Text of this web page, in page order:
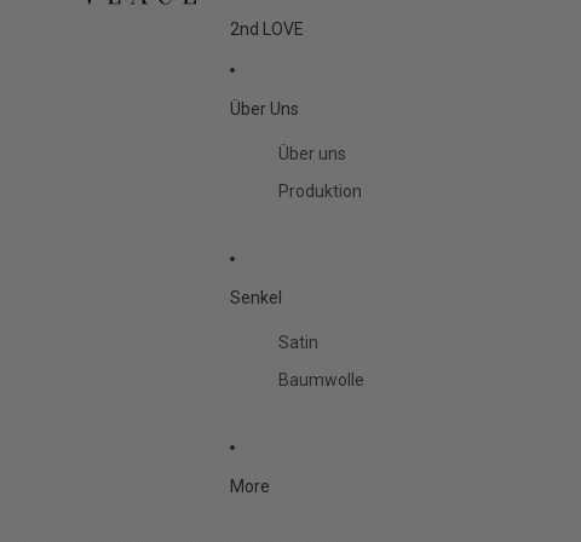
2nd LOVE
Über Uns
Über uns
Produktion
Senkel
Satin
Baumwolle
More